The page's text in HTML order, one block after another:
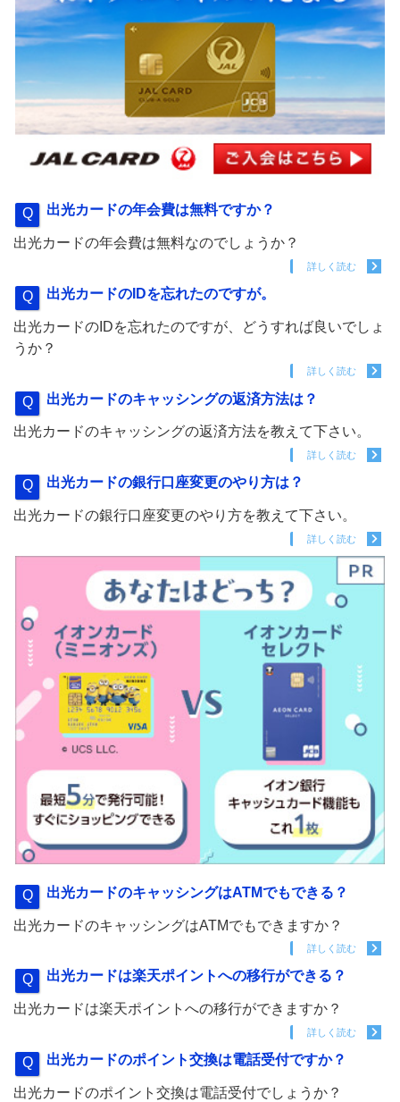
出光カードの年会費は無料ですか？
出光カードの年会費は無料なのでしょうか？
詳しく読む
出光カードのIDを忘れたのですが。
出光カードのIDを忘れたのですが、どうすれば良いでしょ
うか？
詳しく読む
出光カードのキャッシングの返済方法は？
出光カードのキャッシングの返済方法を教えて下さい。
詳しく読む
出光カードの銀行口座変更のやり方は？
出光カードの銀行口座変更のやり方を教えて下さい。
詳しく読む
出光カードのキャッシングはATMでもできる？
出光カードのキャッシングはATMでもできますか？
詳しく読む
出光カードは楽天ポイントへの移行ができる？
出光カードは楽天ポイントへの移行ができますか？
詳しく読む
出光カードのポイント交換は電話受付ですか？
出光カードのポイント交換は電話受付でしょうか？